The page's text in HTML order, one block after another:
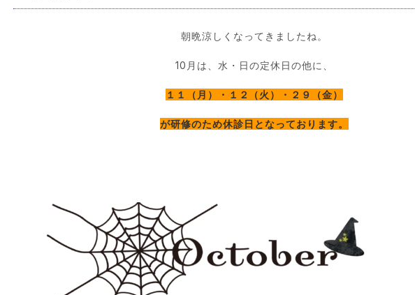
朝晩涼しくなってきましたね。
10月は、水・日の定休日の他に、
１１（月）・１２（火）・２９（金）
が研修のため休診日となっております。